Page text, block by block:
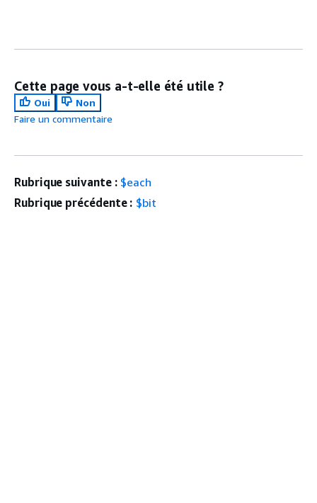
Cette page vous a-t-elle été utile ?
Oui
Non
Faire un commentaire
Rubrique suivante : $each
Rubrique précédente : $bit